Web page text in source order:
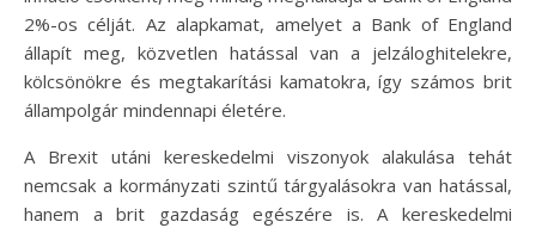
2%-os célját. Az alapkamat, amelyet a Bank of England
állapít meg, közvetlen hatással van a jelzáloghitelekre,
kölcsönökre és megtakarítási kamatokra, így számos brit
állampolgár mindennapi életére.
A Brexit utáni kereskedelmi viszonyok alakulása tehát
nemcsak a kormányzati szintű tárgyalásokra van hatással,
hanem a brit gazdaság egészére is. A kereskedelmi